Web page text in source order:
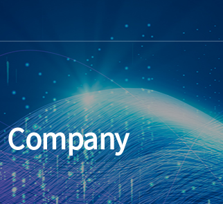
Company